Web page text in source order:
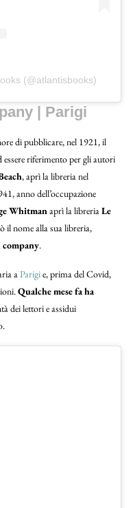
(@atlantisbooks)
| Parigi
di pubblicare, nel 1921, il
essere riferimento per gli autori
, aprì la libreria nel
anno dell’occupazione
Whitmanaprì la libreriaLe
il nome alla sua libreria,
company.
aParigie, prima del Covid,
Qualche mese fa ha
dei lettori e assidui